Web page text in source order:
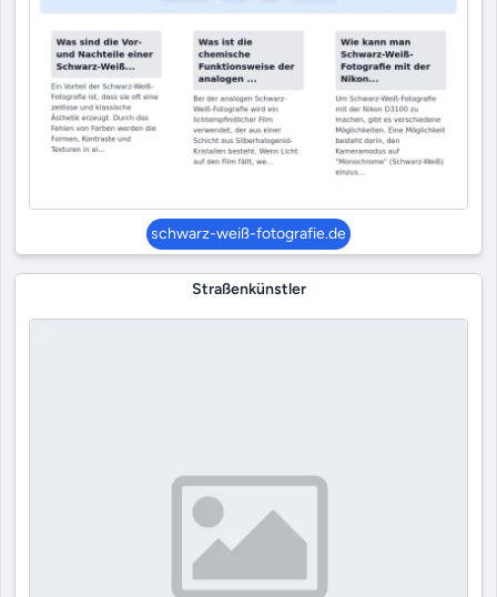
schwarz-weiß-fotografie.de
Straßenkünstler